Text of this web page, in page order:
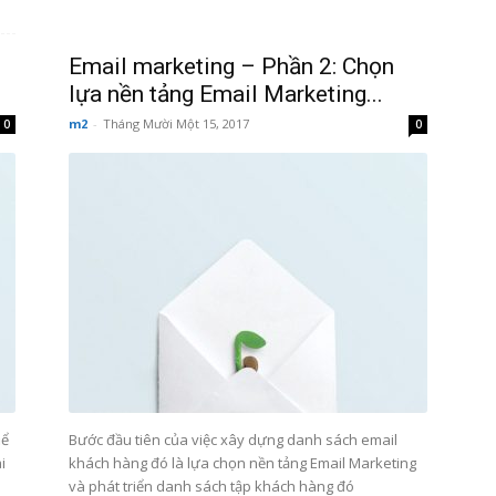
0
Email marketing – Phần 2: Chọn
lựa nền tảng Email Marketing...
m2 - Tháng Mười Một 15, 2017 0
Bước đầu tiên của việc xây dựng danh sách email
khách hàng đó là lựa chọn nền tảng Email Marketing
và phát triển danh sách tập khách hàng đó